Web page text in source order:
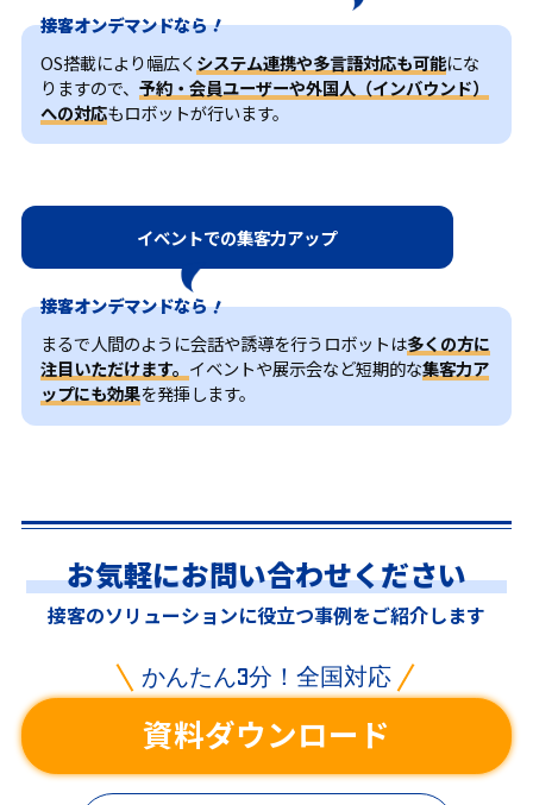
接客オンデマンドなら
OS搭載により幅広く システム連携や多言語対応も可能にな
りますので、予約・会員ユーザーや外国人（インバウンド）
への対応もロボットが行います。
イベントでの集客力アップ
接客オンデマンドなら
まるで人間のように会話や誘導を行うロボットは多くの方に
注目いただけます。 イベントや展示会など短期的な集客力ア
ップにも効果を発揮します。
お気軽にお問い合わせください
接客のソリューションに役立つ事例をご紹介します
かんたん3分！全国対応
資料ダウンロード